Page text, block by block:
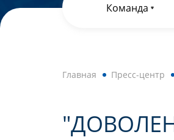
Команда
Главная Пресс-центр